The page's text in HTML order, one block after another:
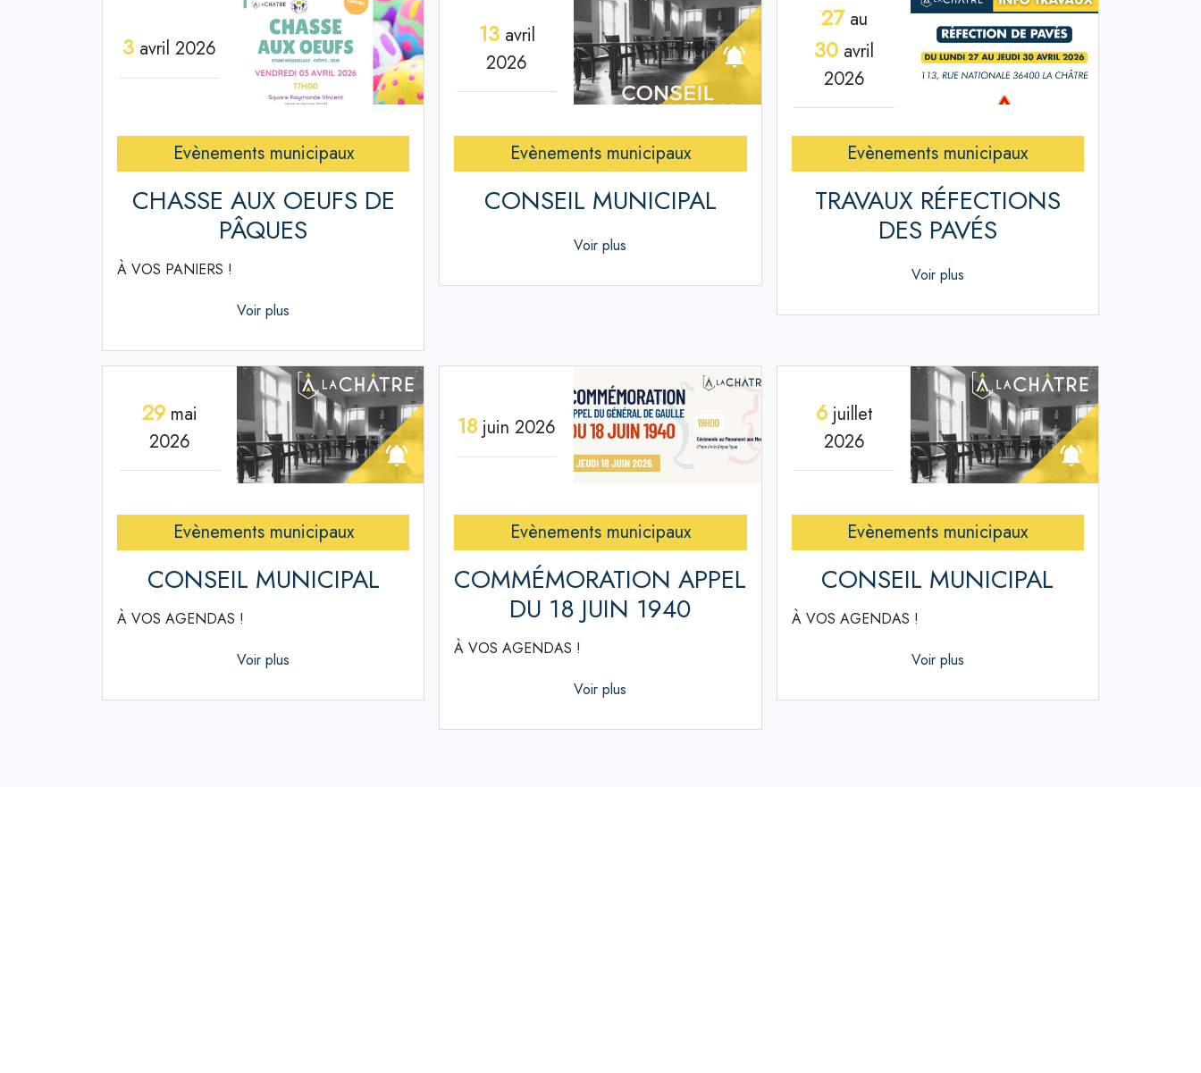
3 avril 2026
Evènements municipaux
CHASSE AUX OEUFS DE
PÂQUES
À VOS PANIERS !
Voir plus
13avril
2026
Evènements municipaux
CONSEIL MUNICIPAL
Voir plus
27au
30 avril
2026
Evènements municipaux
TRAVAUX RÉFECTIONS
DES PAVÉS
Voir plus
29mai
2026
Evènements municipaux
CONSEIL MUNICIPAL
À VOS AGENDAS !
Voir plus
18 juin 2026
Evènements municipaux
COMMÉMORATION APPEL
DU 18 JUIN 1940
À VOS AGENDAS !
Voir plus
6juillet
2026
Evènements municipaux
CONSEIL MUNICIPAL
À VOS AGENDAS !
Voir plus